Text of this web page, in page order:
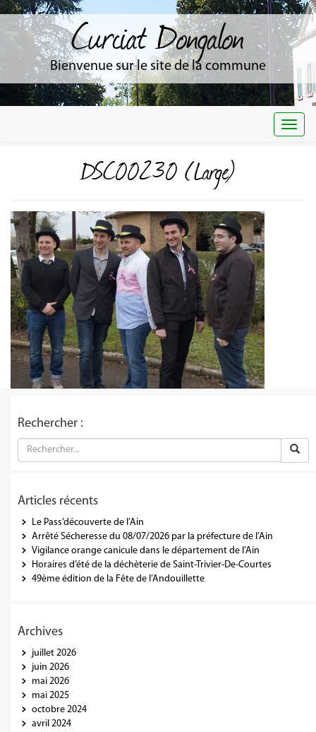
Curciat Dongalon
Bienvenue sur le site de la commune
DSC00230 (Large)
Rechercher :
Articles récents
Le Pass’découverte de l’Ain
Arrêté Sécheresse du 08/07/2026 par la préfecture de l’Ain
Vigilance orange canicule dans le département de l’Ain
Horaires d’été de la déchèterie de Saint-Trivier-De-Courtes
49ème édition de la Fête de l’Andouillette
Archives
juillet 2026
juin 2026
mai 2026
mai 2025
octobre 2024
avril 2024